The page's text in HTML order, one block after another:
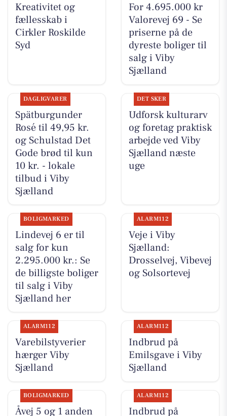
Kreativitet og
fællesskab i
Cirkler Roskilde
Syd
For 4.695.000 kr
Valorevej 69 - Se
priserne på de
dyreste boliger til
salg i Viby
Sjælland
DAGLIGVARER
Spätburgunder
Rosé til 49,95 kr.
og Schulstad Det
Gode brød til kun
10 kr. - lokale
tilbud i Viby
Sjælland
DET SKER
Udforsk kulturarv
og foretag praktisk
arbejde ved Viby
Sjælland næste
uge
BOLIGMARKED
Lindevej 6 er til
salg for kun
2.295.000 kr.: Se
de billigste boliger
til salg i Viby
Sjælland her
ALARM112
Veje i Viby
Sjælland:
Drosselvej, Vibevej
og Solsortevej
ALARM112
Varebilstyverier
hærger Viby
Sjælland
ALARM112
Indbrud på
Emilsgave i Viby
Sjælland
BOLIGMARKED
Åvej 5 og 1 anden
ALARM112
Indbrud på